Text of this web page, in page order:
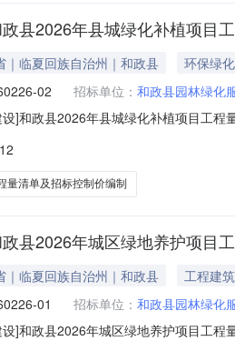
县2026年县城绿化补植项目
｜临夏回族自治州｜和政县
环保绿化
02 招标单位： 和政县园林绿化
]和政县2026年县城绿化补植项目工
竞价(公告)开始时间2026-02-
量清单及招标控制价编制
县2026年城区绿地养护项目
｜临夏回族自治州｜和政县
工程建筑
01 招标单位： 和政县园林绿化
]和政县2026年城区绿地养护项目工